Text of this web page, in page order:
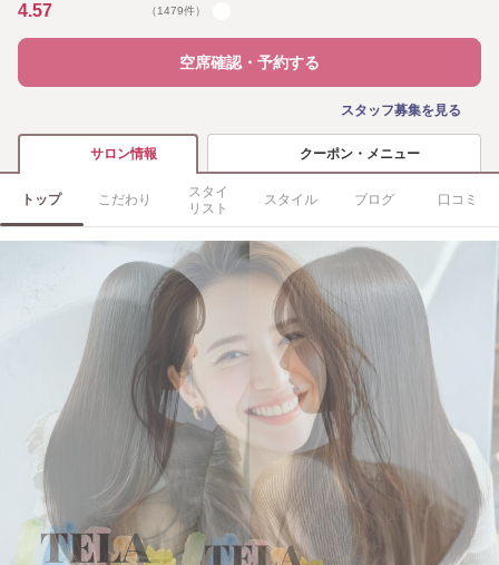
4.57 （1479件）
空席確認・予約する
スタッフ募集を見る
サロン情報 クーポン・メニュー
トップ こだわり
スタイ
リスト
スタイル ブログ 口コミ